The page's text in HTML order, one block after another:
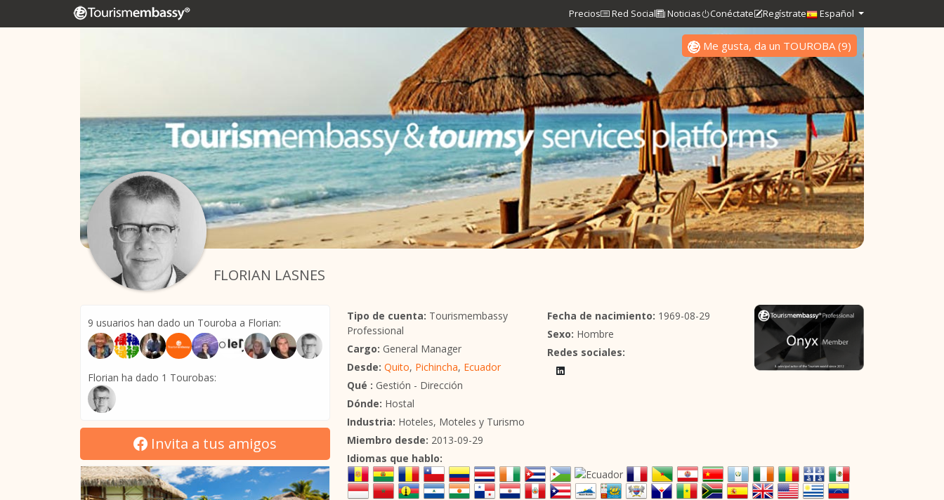
Precios Red Social Noticias Conéctate Regístrate Español
FLORIAN LASNES
Me gusta, da un TOUROBA(9)
9 usuarios han dado un Touroba a Florian:
Florian ha dado 1 Tourobas:
Invita a tus amigos
Tipo de cuenta: Tourismembassy
Professional
Cargo: General Manager
Desde: Quito, Pichincha, Ecuador
Qué : Gestión - Dirección
Dónde: Hostal
Industria: Hoteles, Moteles y Turismo
Miembro desde: 2013-09-29
Fecha de nacimiento: 1969-08-29
Sexo: Hombre
Redes sociales:
Idiomas que hablo: